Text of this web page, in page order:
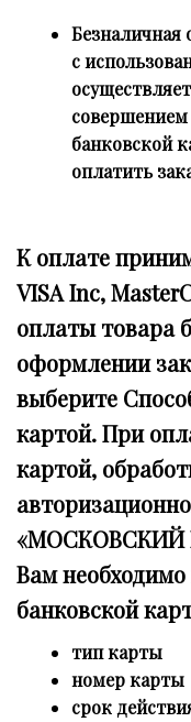
Безналичная
с
совершением
банковской
оплатить
К оплате
VISA Inc,
оплаты товара
оформлении
выберите
картой. При
картой,
«МОСКОВСКИЙ
Вам
банковской
тип карты
номер карты
срок